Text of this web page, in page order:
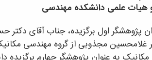
هیات علمی دانشکده مهندسی
پژوهشگر اول برگزیده، جناب آقای دکتر
غلامحسین مجذوبی از گروه مهندسی